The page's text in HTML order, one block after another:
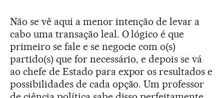
Não se vê aqui a menor intenção de levar a
cabo uma transação leal. O lógico é que
primeiro se fale e se negocie com o(s)
partido(s) que for necessário, e depois se vá
ao chefe de Estado para expor os resultados e
possibilidades de cada opção. Um professor